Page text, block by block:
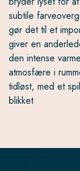
subtile
gør det til et
giver en
den intense
atmosfære i
tidløst, med et
blikket